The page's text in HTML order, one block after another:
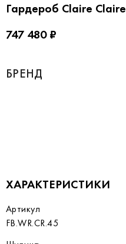
Гардероб Claire Claire
747 480 ₽
БРЕНД
ХАРАКТЕРИСТИКИ
Артикул
FB.WR.CR.45